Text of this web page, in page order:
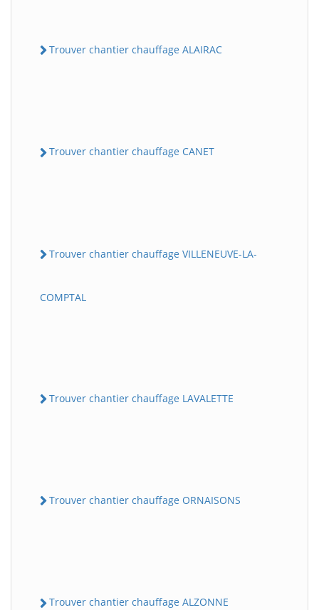
Trouver chantier chauffage ALAIRAC
Trouver chantier chauffage CANET
Trouver chantier chauffage VILLENEUVE-LA-
COMPTAL
Trouver chantier chauffage LAVALETTE
Trouver chantier chauffage ORNAISONS
Trouver chantier chauffage ALZONNE